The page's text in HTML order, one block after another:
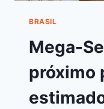
BRASIL
Mega-
próximo